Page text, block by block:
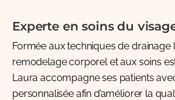
Experte en soins du
Formée aux techniques de
remodelage corporel et aux soins
Laura accompagne ses patients
personnalisée afin d’améliorer la